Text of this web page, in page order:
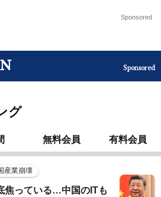
Sponsored
Sponsored
グ
無料会員 有料会員
産業崩壊
焦っている…中国のITも